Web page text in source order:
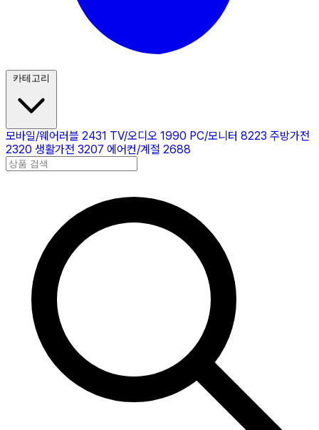
카테고리
모바일/웨어러블 2431 TV/오디오 1990 PC/모니터 8223 주방가전
2320 생활가전 3207 에어컨/계절 2688